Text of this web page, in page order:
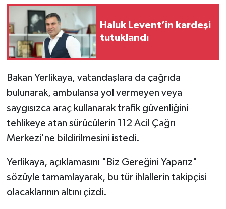
Haluk Levent’in kardeşi
tutuklandı
Bakan Yerlikaya, vatandaşlara da çağrıda
bulunarak, ambulansa yol vermeyen veya
saygısızca araç kullanarak trafik güvenliğini
tehlikeye atan sürücülerin 112 Acil Çağrı
Merkezi'ne bildirilmesini istedi.
Yerlikaya, açıklamasını "Biz Gereğini Yaparız"
sözüyle tamamlayarak, bu tür ihlallerin takipçisi
olacaklarının altını çizdi.